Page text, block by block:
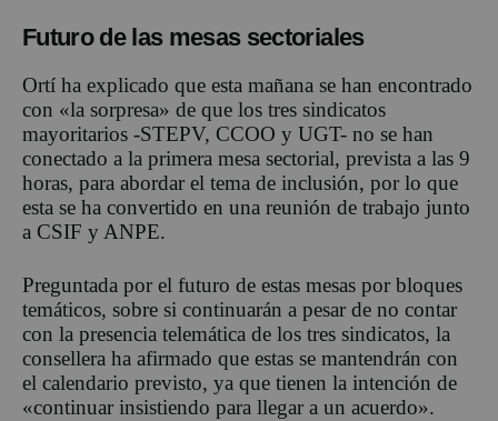
Futuro de las mesas sectoriales
Ortí ha explicado que esta mañana se han encontrado
con «la sorpresa» de que los tres sindicatos
mayoritarios -STEPV, CCOO y UGT- no se han
conectado a la primera mesa sectorial, prevista a las 9
horas, para abordar el tema de inclusión, por lo que
esta se ha convertido en una reunión de trabajo junto
a CSIF y ANPE.
Preguntada por el futuro de estas mesas por bloques
temáticos, sobre si continuarán a pesar de no contar
con la presencia telemática de los tres sindicatos, la
consellera ha afirmado que estas se mantendrán con
el calendario previsto, ya que tienen la intención de
«continuar insistiendo para llegar a un acuerdo».